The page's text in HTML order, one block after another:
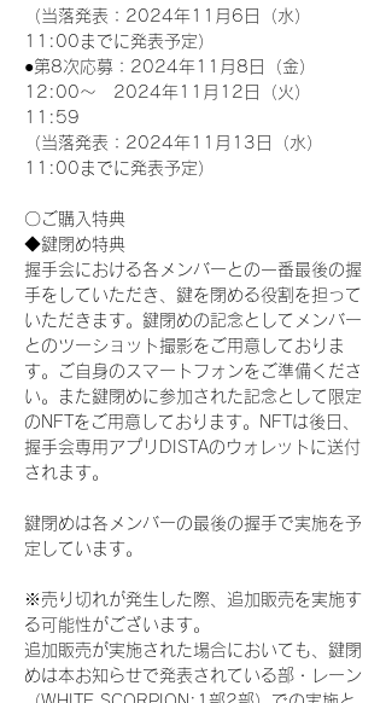
（当落発表：2024年11月6日（水）
11:00までに発表予定）
●第8次応募：2024年11月8日（金）
12:00～　2024年11月12日（火）
11:59
（当落発表：2024年11月13日（水）
11:00までに発表予定）
〇ご購入特典
◆鍵閉め特典
握手会における各メンバーとの一番最後の握
手をしていただき、鍵を閉める役割を担って
いただきます。鍵閉めの記念としてメンバー
とのツーショット撮影をご用意しておりま
す。ご自身のスマートフォンをご準備くださ
い。また鍵閉めに参加された記念として限定
のNFTをご用意しております。NFTは後日、
握手会専用アプリDISTAのウォレットに送付
されます。
鍵閉めは各メンバーの最後の握手で実施を予
定しています。
※売り切れが発生した際、追加販売を実施す
る可能性がございます。
追加販売が実施された場合においても、鍵閉
めは本お知らせで発表されている部・レーン